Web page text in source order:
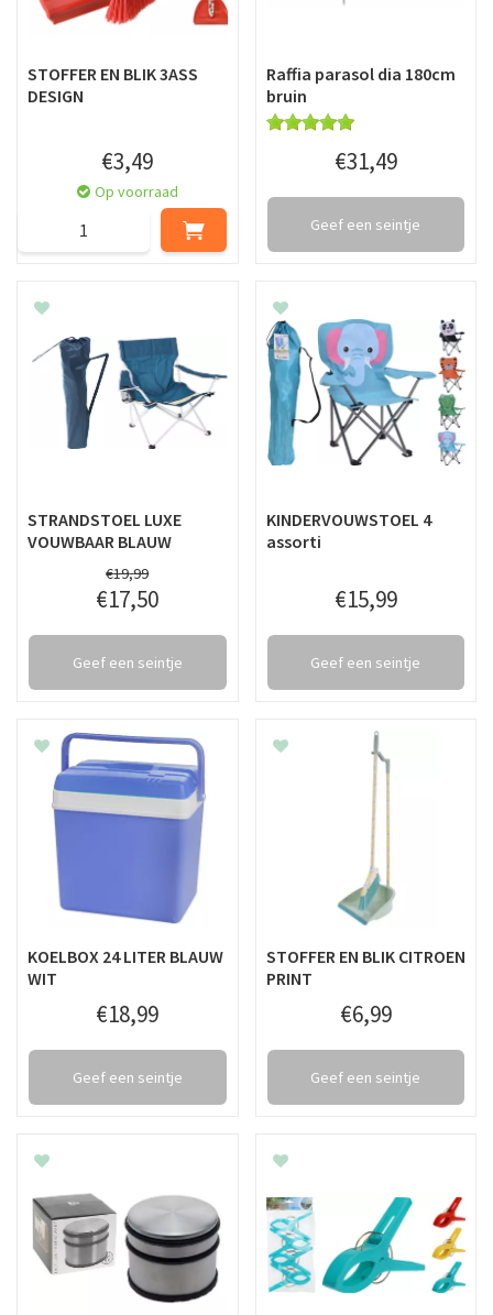
STOFFER EN BLIK 3ASS
DESIGN
€3,49
Op voorraad
Raffia parasol dia 180cm
bruin
€31,49
Geef een seintje
STRANDSTOEL LUXE
VOUWBAAR BLAUW
€19,99
€17,50
Geef een seintje
KINDERVOUWSTOEL 4
assorti
€15,99
Geef een seintje
KOELBOX 24 LITER BLAUW
WIT
€18,99
Geef een seintje
STOFFER EN BLIK CITROEN
PRINT
€6,99
Geef een seintje